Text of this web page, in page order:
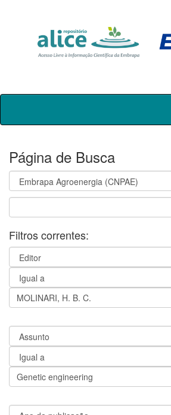
Skip
Página de Busca
Filtros correntes: